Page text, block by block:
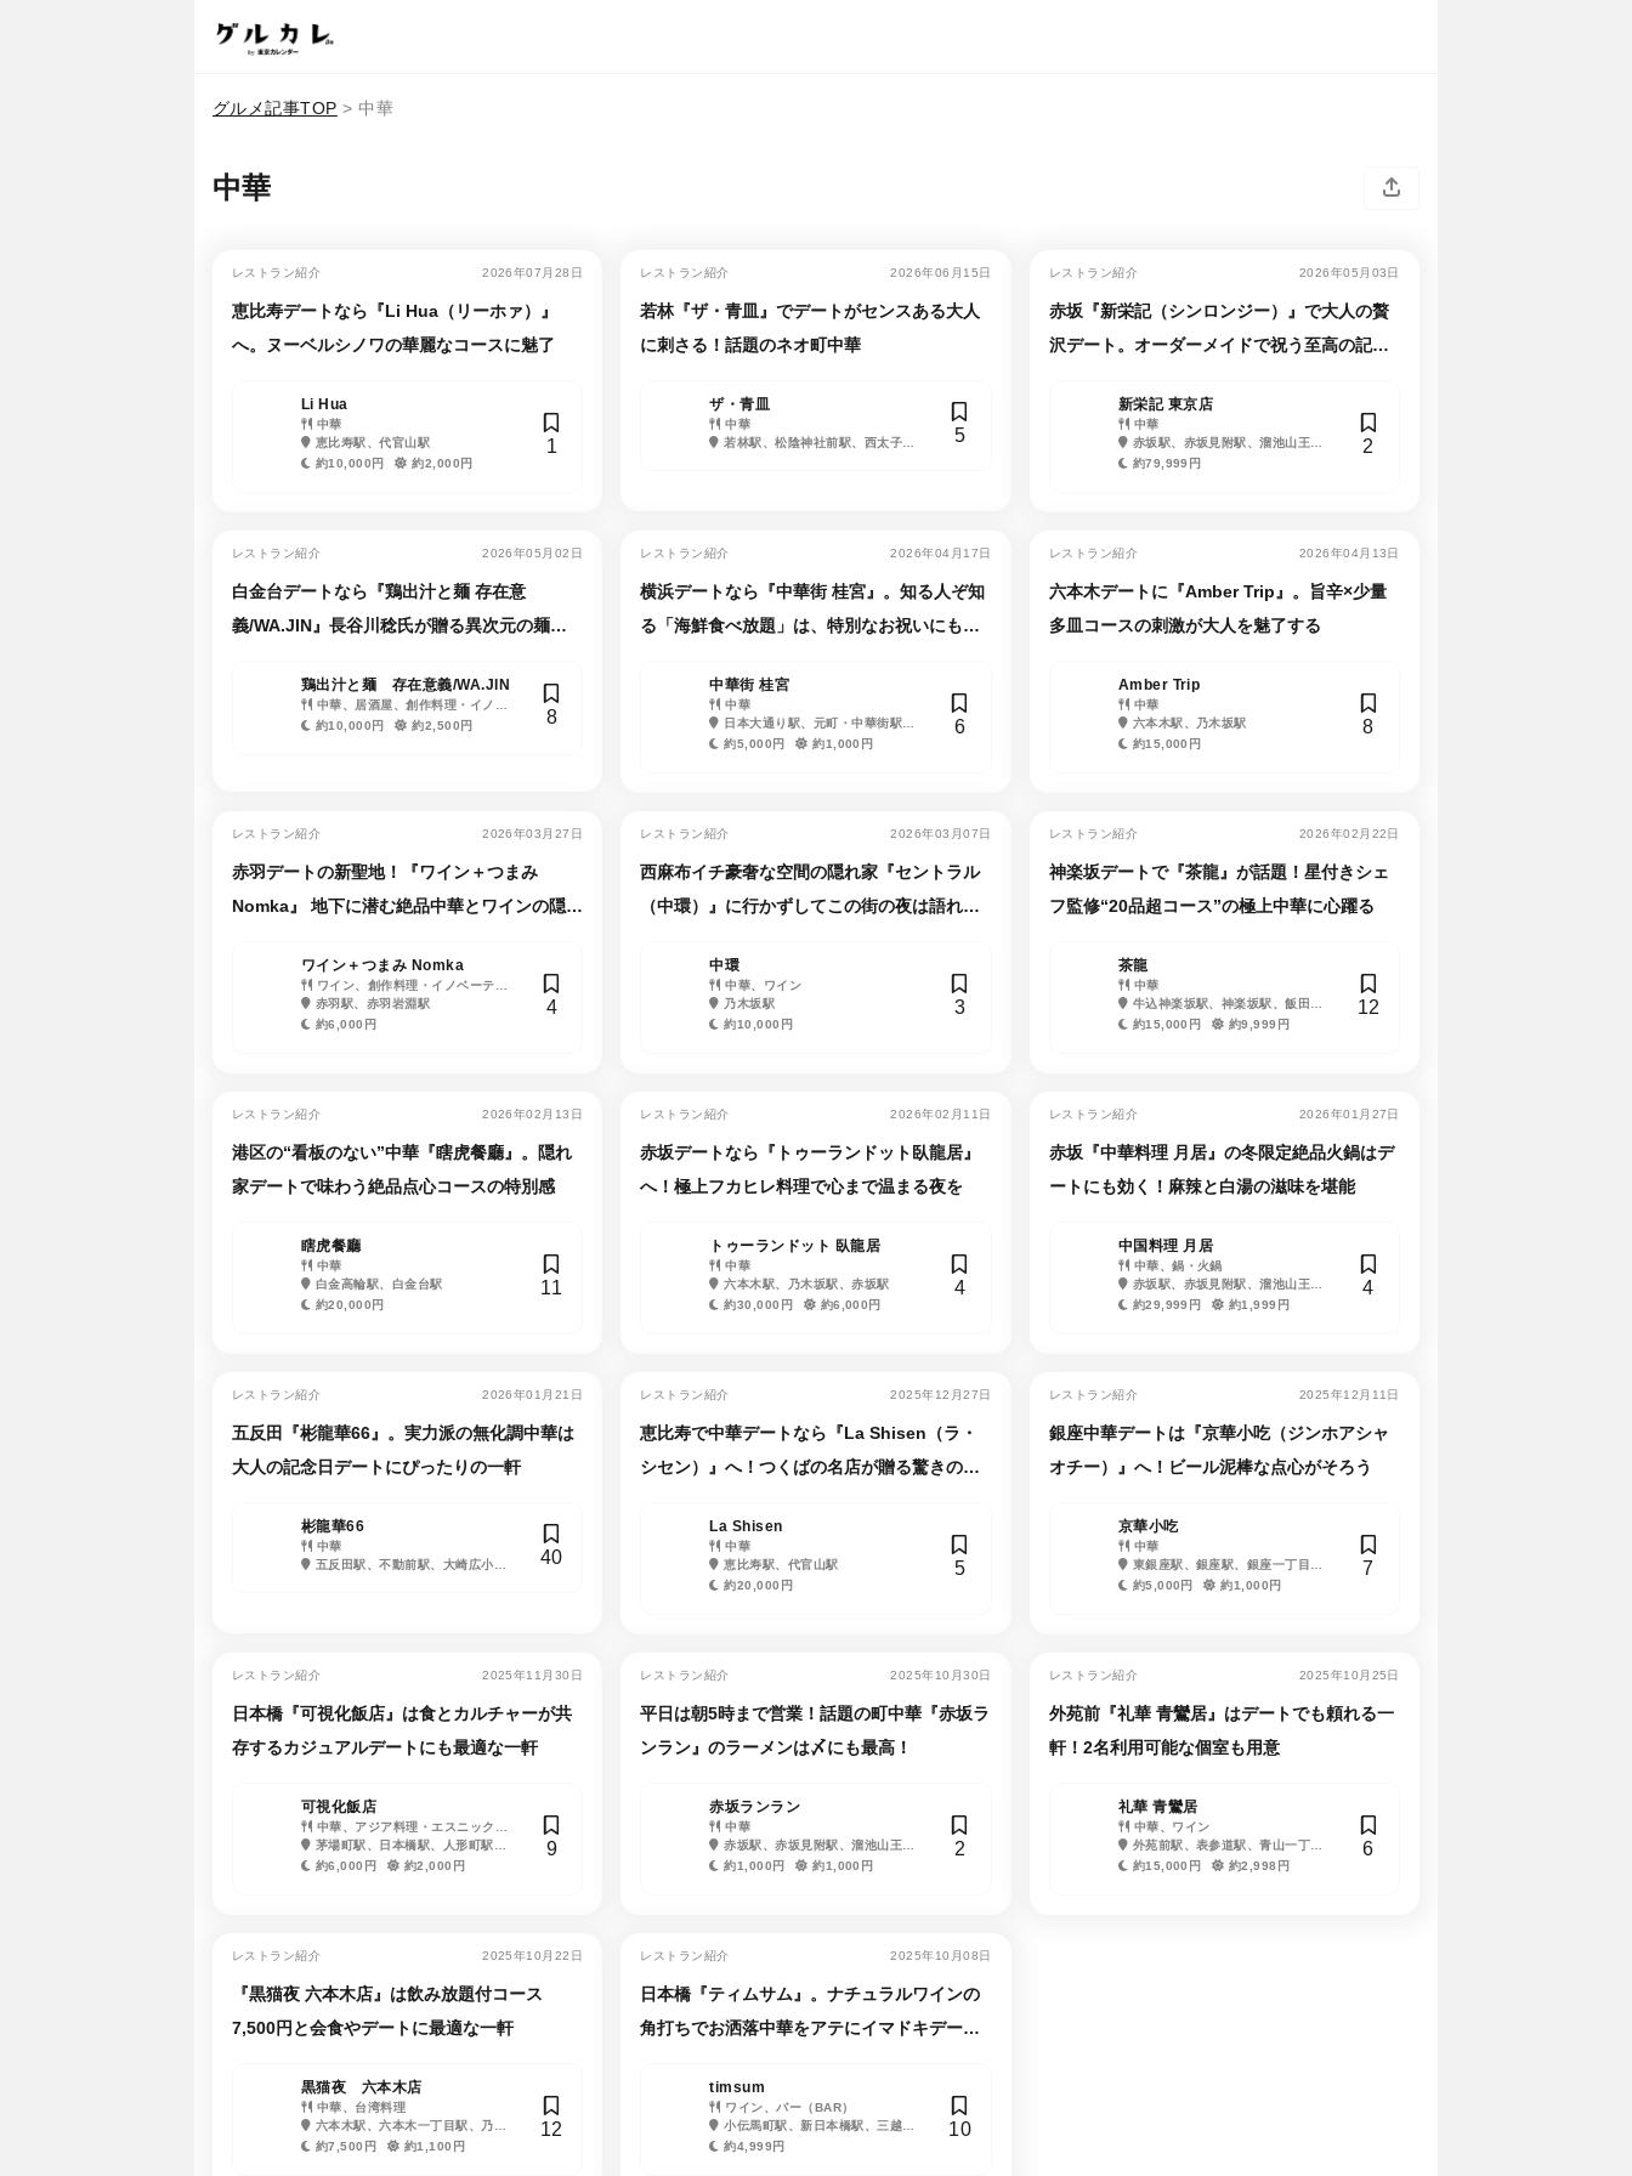
グルメ記事TOP > 中華
中華
レストラン紹介 2026年07月28日
恵比寿デートなら『Li Hua（リーホァ）』
へ。ヌーベルシノワの華麗なコースに魅了
Li Hua
中華
恵比寿駅、代官山駅
約10,000円
約2,000円
1
レストラン紹介 2026年06月15日
若林『ザ・青皿』でデートがセンスある大人
に刺さる！話題のネオ町中華
ザ・青皿
中華
若林駅、松陰神社前駅、西太子堂
5
レストラン紹介 2026年05月03日
赤坂『新栄記（シンロンジー）』で大人の贅
沢デート。オーダーメイドで祝う至高の記念
新栄記 東京店
中華
赤坂駅、赤坂見附駅、溜池山王
駅、永田町駅、国会議事堂前駅
約79,999円
2
レストラン紹介 2026年05月02日
白金台デートなら『鶏出汁と麺 存在意
義/WA.JIN』長谷川稔氏が贈る異次元の麺体
鶏出汁と麺 存在意義/WA.JIN
中華、居酒屋、創作料理・イノベ
ーティブ・フュージョン、日本酒・
約10,000円 約2,500円 8
レストラン紹介 2026年04月17日
横浜デートなら『中華街 桂宮』。知る人ぞ知
る「海鮮食べ放題」は、特別なお祝いにも最
中華街 桂宮
中華
日本大通り駅、元町・中華街駅、
石川町駅
約5,000円 約1,000円
6
レストラン紹介 2026年04月13日
六本木デートに『Amber Trip』。旨辛×少量
多皿コースの刺激が大人を魅了する
Amber Trip
中華
六本木駅、乃木坂駅
約15,000円
8
レストラン紹介 2026年03月27日
赤羽デートの新聖地！『ワイン＋つまみ
Nomka』 地下に潜む絶品中華とワインの隠れ
ワイン＋つまみ Nomka
ワイン、創作料理・イノベーティ
ブ・フュージョン
赤羽駅、赤羽岩淵駅
約6,000円
4
レストラン紹介 2026年03月07日
西麻布イチ豪奢な空間の隠れ家『セントラル
（中環）』に行かずしてこの街の夜は語れな
中環
中華、ワイン
乃木坂駅
約10,000円
3
レストラン紹介 2026年02月22日
神楽坂デートで『茶龍』が話題！星付きシェ
フ監修“20品超コース”の極上中華に心躍る
茶龍
中華
牛込神楽坂駅、神楽坂駅、飯田橋
駅
約15,000円 約9,999円
12
レストラン紹介 2026年02月13日
港区の“看板のない”中華『瞎虎餐廳』。隠れ
家デートで味わう絶品点心コースの特別感
瞎虎餐廳
中華
白金高輪駅、白金台駅
約20,000円
11
レストラン紹介 2026年02月11日
赤坂デートなら『トゥーランドット臥龍居』
へ！極上フカヒレ料理で心まで温まる夜を
トゥーランドット 臥龍居
中華
六本木駅、乃木坂駅、赤坂駅
約30,000円
約6,000円
4
レストラン紹介 2026年01月27日
赤坂『中華料理 月居』の冬限定絶品火鍋はデ
ートにも効く！麻辣と白湯の滋味を堪能
中国料理 月居
中華、鍋・火鍋
赤坂駅、赤坂見附駅、溜池山王
駅、永田町駅
約29,999円 約1,999円
4
レストラン紹介 2026年01月21日
五反田『彬龍華66』。実力派の無化調中華は
大人の記念日デートにぴったりの一軒
彬龍華66
中華
五反田駅、不動前駅、大崎広小路
40
レストラン紹介 2025年12月27日
恵比寿で中華デートなら『La Shisen（ラ・
シセン）』へ！つくばの名店が贈る驚きの四
La Shisen
中華
恵比寿駅、代官山駅
約20,000円
5
レストラン紹介 2025年12月11日
銀座中華デートは『京華小吃（ジンホアシャ
オチー）』へ！ビール泥棒な点心がそろう
京華小吃
中華
東銀座駅、銀座駅、銀座一丁目
駅、有楽町駅、築地市場駅、日比谷
約5,000円 約1,000円
7
レストラン紹介 2025年11月30日
日本橋『可視化飯店』は食とカルチャーが共
存するカジュアルデートにも最適な一軒
可視化飯店
中華、アジア料理・エスニック、
創作料理・イノベーティブ・フュー
ジョン、ワイン、日本酒・焼酎
茅場町駅、日本橋駅、人形町駅、
水天宮前駅、三越前駅
約6,000円 約2,000円
9
レストラン紹介 2025年10月30日
平日は朝5時まで営業！話題の町中華『赤坂ラ
ンラン』のラーメンは〆にも最高！
赤坂ランラン
中華
赤坂駅、赤坂見附駅、溜池山王
駅、永田町駅
約1,000円 約1,000円
2
レストラン紹介 2025年10月25日
外苑前『礼華 青鸞居』はデートでも頼れる一
軒！2名利用可能な個室も用意
礼華 青鸞居
中華、ワイン
外苑前駅、表参道駅、青山一丁目
駅
約15,000円 約2,998円
6
レストラン紹介 2025年10月22日
『黒猫夜 六本木店』は飲み放題付コース
7,500円と会食やデートに最適な一軒
黒猫夜 六本木店
中華、台湾料理
六本木駅、六本木一丁目駅、乃木
坂駅約7,500円 約1,100円
12
レストラン紹介 2025年10月08日
日本橋『ティムサム』。ナチュラルワインの
角打ちでお洒落中華をアテにイマドキデート
timsum
ワイン、バー（BAR）
小伝馬町駅、新日本橋駅、三越前
駅、人形町駅
約4,999円
10